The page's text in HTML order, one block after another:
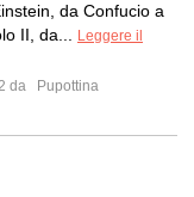
da Confucio a
II, da...
Leggere il
da
Pupottina